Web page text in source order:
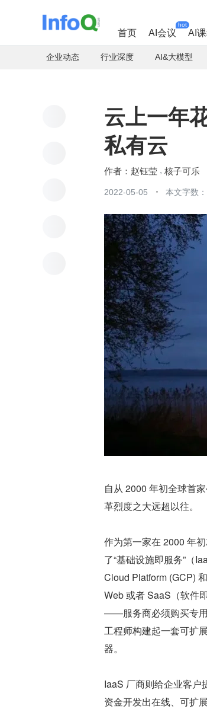
首页 AI会议
hot
AI
企业动态 行业深度 AI&大模型
云上一年
私有云
赵钰莹 核子可乐
2022-05-05 本文字数
自从 2000 年初全球首
革烈度之大远超以往。
作为第一家在 2000 年
了“基础设施即服务”（
Cloud Platform (GCP)
Web 或者 SaaS（软件
——服务商必须购买专用
工程师构建起一套可扩
器。
IaaS 厂商则给企业客户
资金开发出在线、可扩